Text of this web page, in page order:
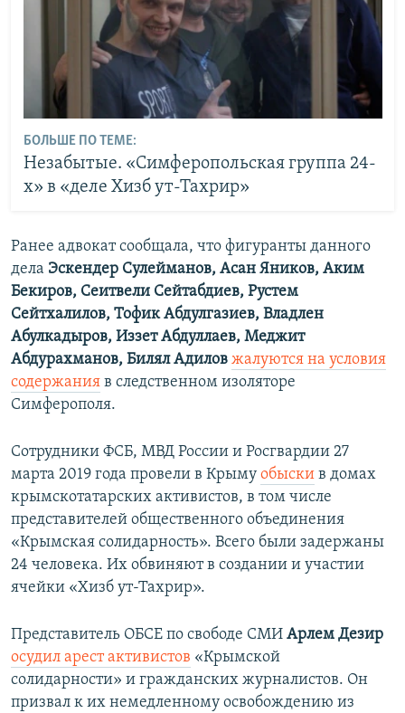
БОЛЬШЕ ПО ТЕМЕ:
Незабытые. «Симферопольская группа 24-
х» в «деле Хизб ут-Тахрир»
Ранее адвокат сообщала, что фигуранты данного
дела Эскендер Сулейманов, Асан Яников, Аким
Бекиров, Сеитвели Сейтабдиев, Рустем
Сейтхалилов, Тофик Абдулгазиев, Владлен
Абулкадыров, Иззет Абдуллаев, Меджит
Абдурахманов, Билял Адилов жалуются на условия
содержания в следственном изоляторе
Симферополя.
Сотрудники ФСБ, МВД России и Росгвардии 27
марта 2019 года провели в Крыму обыски в домах
крымскотатарских активистов, в том числе
представителей общественного объединения
«Крымская солидарность». Всего были задержаны
24 человека. Их обвиняют в создании и участии
ячейки «Хизб ут-Тахрир».
Представитель ОБСЕ по свободе СМИ Арлем Дезир
осудил арест активистов «Крымской
солидарности» и гражданских журналистов. Он
призвал к их немедленному освобождению из